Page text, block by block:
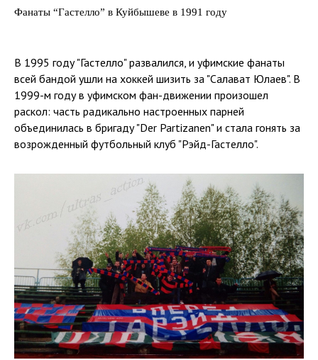
Фанаты “Гастелло” в Куйбышеве в 1991 году
В 1995 году "Гастелло" развалился, и уфимские фанаты
всей бандой ушли на хоккей шизить за "Салават Юлаев". В
1999-м году в уфимском фан-движении произошел
раскол: часть радикально настроенных парней
объединилась в бригаду "Der Partizanen" и стала гонять за
возрожденный футбольный клуб "Рэйд-Гастелло".